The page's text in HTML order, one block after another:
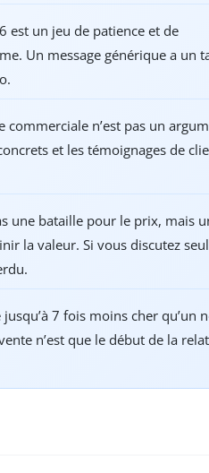
est un jeu de patience et de
Un message générique a un
n’est pas un
et les témoignages de
une bataille pour le prix, mais
la valeur. Si vous discutez
7 fois moins cher qu’un
n’est que le début de la